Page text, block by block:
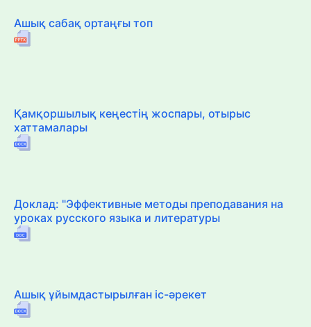
Ашық сабақ ортаңғы топ
Қамқоршылық кеңестің жоспары, отырыс
хаттамалары
Доклад: "Эффективные методы преподавания на
уроках русского языка и литературы
Ашық ұйымдастырылған іс-әрекет